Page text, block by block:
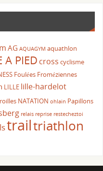
AG AQUAGYM aquathlon
A PIED cross cyclisme
Foulées Froméziennes
LILLE lille-hardelot
NATATION ohlain Papillons
relais reprise restecheztoi
trailtriathlon